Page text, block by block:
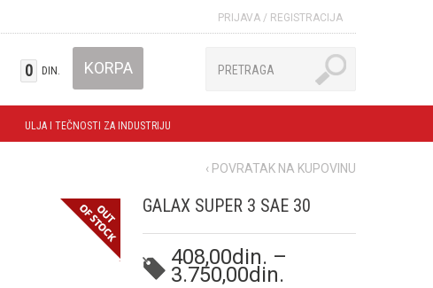
PRIJAVA / REGISTRACIJA
0 DIN. KORPA
ULJA I TEČNOSTI ZA INDUSTRIJU
‹ POVRATAK NA KUPOVINU
GALAX SUPER 3 SAE 30
408,00din. –
3.750,00din.